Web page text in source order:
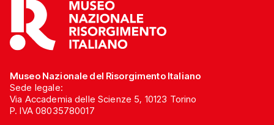
Museo Nazionale del Risorgimento Italiano
Sede legale:
Via Accademia delle Scienze 5, 10123 Torino
P. IVA 08035780017